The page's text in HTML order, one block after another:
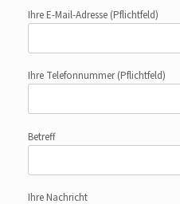
Ihre E-Mail-Adresse (Pflichtfeld)
Ihre Telefonnummer(Pflichtfeld)
Betreff
Ihre Nachricht